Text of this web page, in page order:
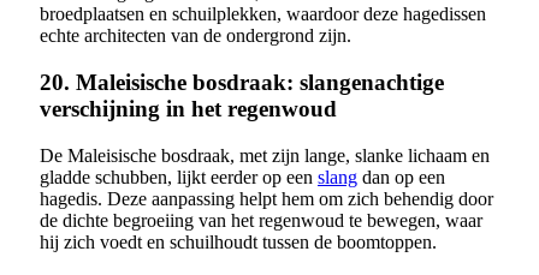
broedplaatsen en schuilplekken, waardoor deze hagedissen
echte architecten van de ondergrond zijn.
20. Maleisische bosdraak: slangenachtige
verschijning in het regenwoud
De Maleisische bosdraak, met zijn lange, slanke lichaam en
gladde schubben, lijkt eerder op een slang dan op een
hagedis. Deze aanpassing helpt hem om zich behendig door
de dichte begroeiing van het regenwoud te bewegen, waar
hij zich voedt en schuilhoudt tussen de boomtoppen.